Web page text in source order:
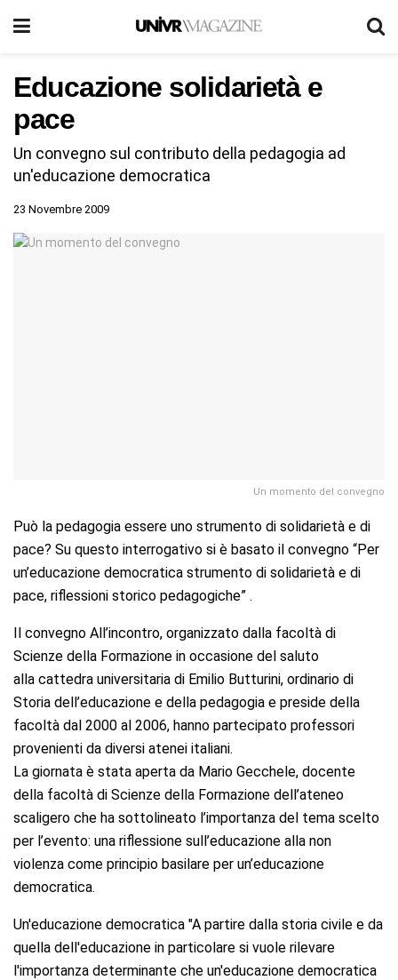
Educazione solidarietà e
pace
Un convegno sul contributo della pedagogia ad
un'educazione democratica
23 Novembre 2009
Un momento del convegno
Può la pedagogia essere uno strumento di solidarietà e di
pace? Su questo interrogativo si è basato il convegno “Per
un’educazione democratica strumento di solidarietà e di
pace, riflessioni storico pedagogiche” .
Il convegno All’incontro, organizzato dalla facoltà di
Scienze della Formazione in occasione del saluto
alla cattedra universitaria di Emilio Butturini, ordinario di
Storia dell’educazione e della pedagogia e preside della
facoltà dal 2000 al 2006, hanno partecipato professori
provenienti da diversi atenei italiani.
La giornata è stata aperta da Mario Gecchele, docente
della facoltà di Scienze della Formazione dell’ateneo
scaligero che ha sottolineato l’importanza del tema scelto
per l’evento: una riflessione sull’educazione alla non
violenza come principio basilare per un’educazione
democratica.
Un'educazione democratica "A partire dalla storia civile e da
quella dell'educazione in particolare si vuole rilevare
l'importanza determinante che un'educazione democratica